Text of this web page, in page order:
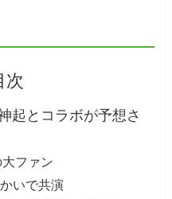
次
起とコラボが予想さ
ファン
いで共演